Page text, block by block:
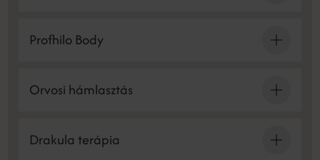
Profhilo Body
Orvosi hámlasztás
Drakula terápia